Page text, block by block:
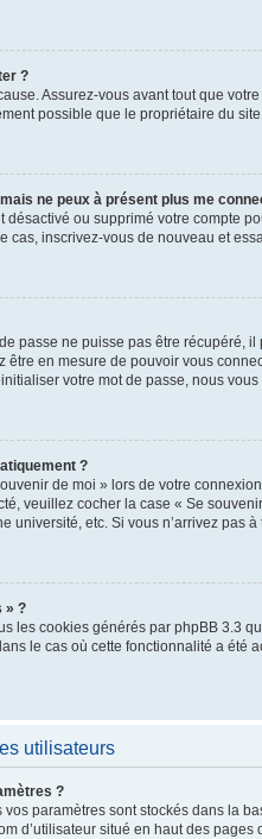
?
Assurez-vous avant tout que
possible que le propriétaire du
ne peux à présent plus me
désactivé ou supprimé votre compte
cas, inscrivez-vous de nouveau et
passe ne puisse pas être récupéré,
être en mesure de pouvoir vous
votre mot de passe, nous
?
de moi » lors de votre
veuillez cocher la case « Se
université, etc. Si vous n’arrivez pas
» ?
les cookies générés par phpBB 3.3
le cas où cette fonctionnalité a
utilisateurs
?
paramètres sont stockés dans la
d’utilisateur situé en haut des